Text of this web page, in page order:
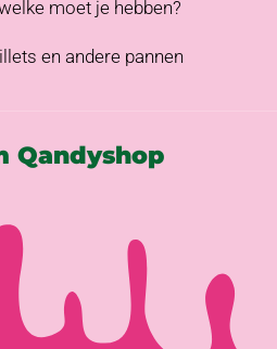
moet je hebben?
en andere pannen
Qandyshop